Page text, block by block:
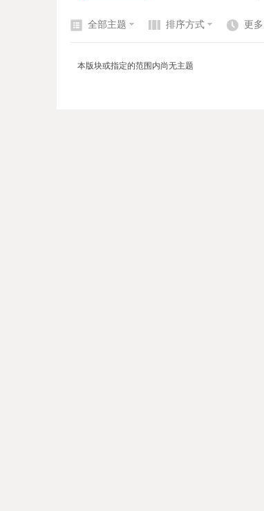
全部主题 排序方式 更多
本版块或指定的范围内尚无主题